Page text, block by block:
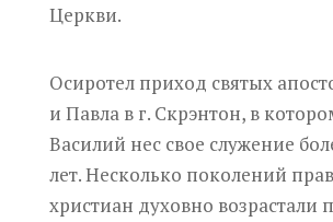
Церкви.
Осиротел приход святых
и Павла в г. Скрэнтон, в
Василий нес свое служение
лет. Несколько поколений
христиан духовно возрастали